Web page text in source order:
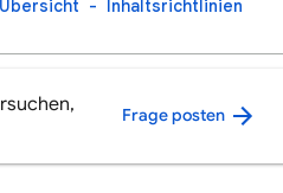
Inhaltsrichtlinien
Frage posten